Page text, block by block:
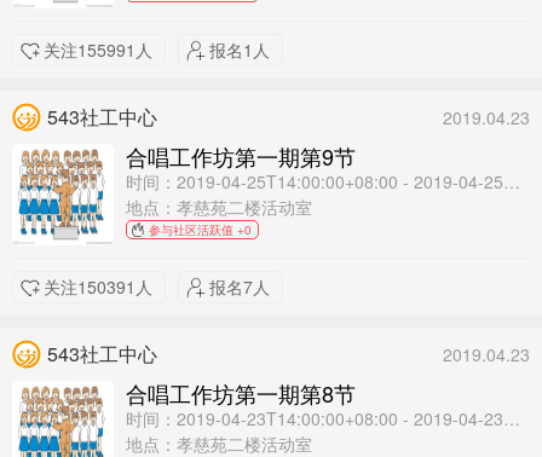
关注155991人 报名1人
543社工中心 2019.04.23
合唱工作坊第一期第9节
时间：2019-04-25T14:00:00+08:00 - 2019-04-25T16:00:00+08:00
地点：孝慈苑二楼活动室
参与社区活跃值 +0
关注150391人 报名7人
543社工中心 2019.04.23
合唱工作坊第一期第8节
时间：2019-04-23T14:00:00+08:00 - 2019-04-23T16:00:00+08:00
地点：孝慈苑二楼活动室